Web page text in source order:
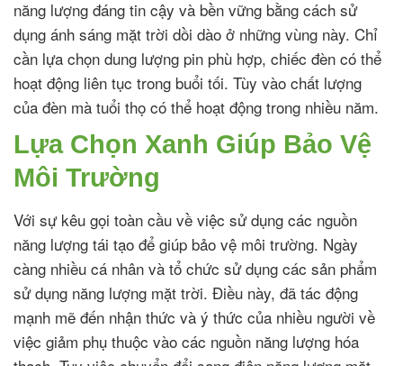
năng lượng đáng tin cậy và bền vững bằng cách sử
dụng ánh sáng mặt trời dồi dào ở những vùng này. Chỉ
cần lựa chọn dung lượng pin phù hợp, chiếc đèn có thể
hoạt động liên tục trong buổi tối. Tùy vào chất lượng
của đèn mà tuổi thọ có thể hoạt động trong nhiều năm.
Lựa Chọn Xanh Giúp Bảo Vệ
Môi Trường
Với sự kêu gọi toàn cầu về việc sử dụng các nguồn
năng lượng tái tạo để giúp bảo vệ môi trường. Ngày
càng nhiều cá nhân và tổ chức sử dụng các sản phẩm
sử dụng năng lượng mặt trời. Điều này, đã tác động
mạnh mẽ đến nhận thức và ý thức của nhiều người về
việc giảm phụ thuộc vào các nguồn năng lượng hóa